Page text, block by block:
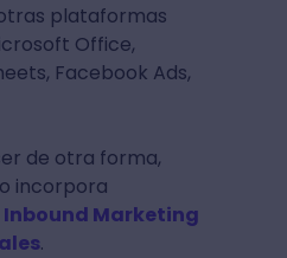
plataformas
Office,
Facebook Ads,
de otra forma,
incorpora
Inbound Marketing
.